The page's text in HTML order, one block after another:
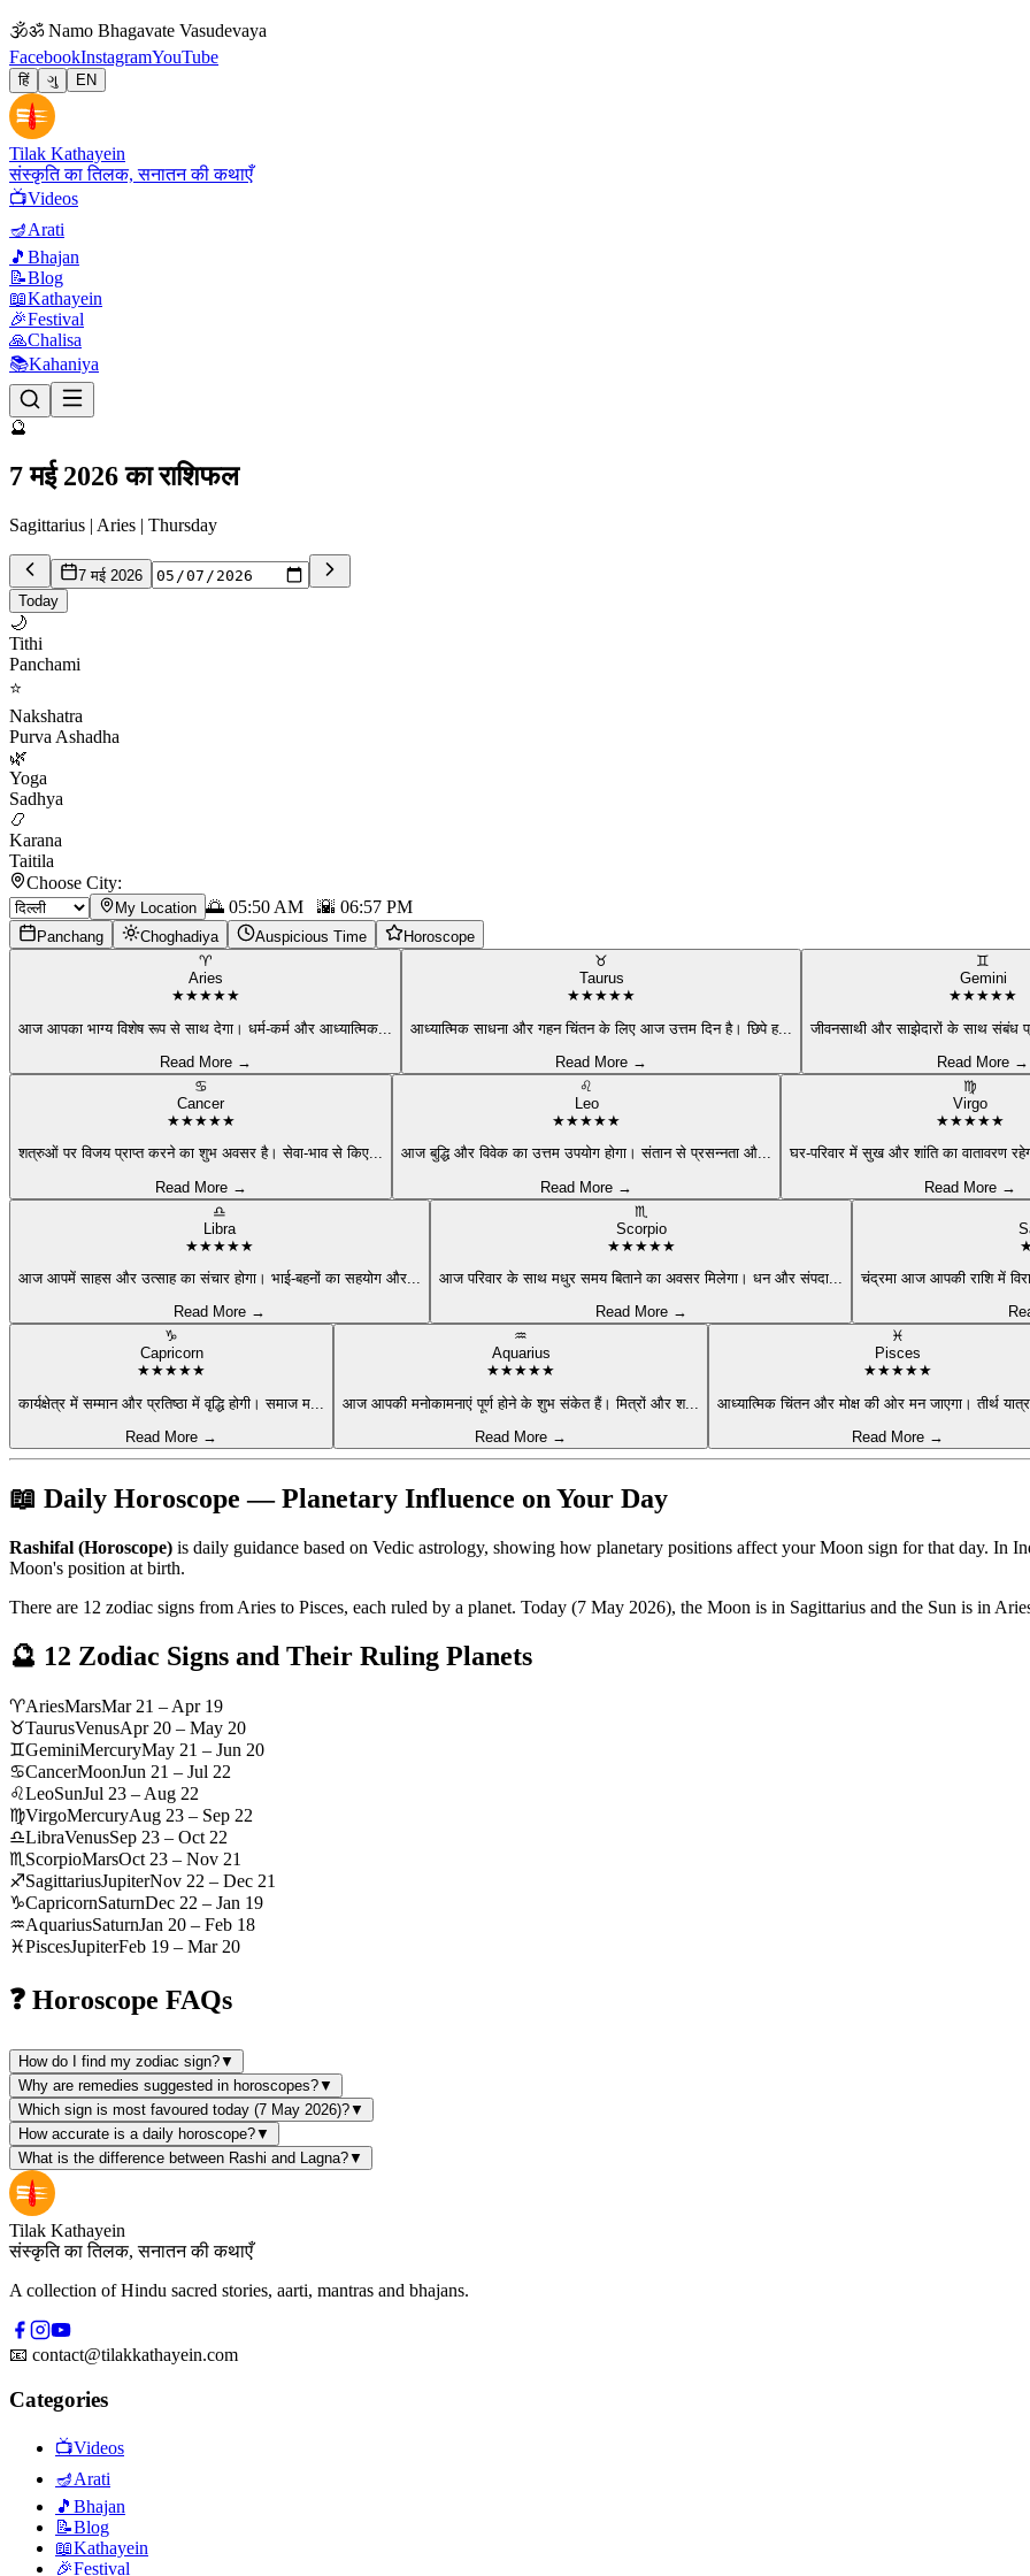
🕉ॐ Namo Bhagavate Vasudevaya
FacebookInstagramYouTube
हिं ગુ EN
Tilak Kathayein
संस्कृति का तिलक, सनातन की कथाएँ
📺Videos
🪔Arati
🎵 Bhajan
📝Blog
📖Kathayein
🎉Festival
🙏Chalisa
📚Kahaniya
🔮
7 मई 2026 का राशिफल
Sagittarius | Aries | Thursday
7 मई 2026
Today
🌙
Tithi
Panchami
⭐
Nakshatra
Purva Ashadha
🌿
Yoga
Sadhya
📿
Karana
Taitila
Choose City:
My Location 🌅 05:50 AM 🌇 06:57 PM
Panchang Choghadiya Auspicious Time
Horoscope
♈
Aries
★★★★★
आज आपका भाग्य विशेष रूप से साथ देगा। धर्म-कर्म और आध्यात्मिक
Read More →
♉
Taurus
★★★★★
आध्यात्मिक साधना और गहन चिंतन के लिए आज उत्तम दिन है। छिपे ह...
Read More →
♊
Gemini
★★★★★
जीवनसाथी और साझेदारों के साथ संबंध
Read More →
♋
Cancer
★★★★★
शत्रुओं पर विजय प्राप्त करने का शुभ अवसर है। सेवा-भाव से किए...
Read More →
♌
Leo
★★★★★
आज बुद्धि और विवेक का उत्तम उपयोग होगा। संतान से प्रसन्नता औ...
Read More →
♍
Virgo
★★★★★
घर-परिवार में सुख और शांति का वातावरण
Read More →
♎
Libra
★★★★★
आज आपमें साहस और उत्साह का संचार होगा। भाई-बहनों का सहयोग और
Read More →
♏
Scorpio
★★★★★
आज परिवार के साथ मधुर समय बिताने का अवसर मिलेगा। धन और संपदा
Read More →
चंद्रमा आज आपकी राशि में
♑
Capricorn
★★★★★
कार्यक्षेत्र में सम्मान और प्रतिष्ठा में वृद्धि होगी। समाज म
Read More →
♒
Aquarius
★★★★★
आज आपकी मनोकामनाएं पूर्ण होने के शुभ संकेत हैं। मित्रों और श...
Read More →
♓
Pisces
★★★★★
आध्यात्मिक चिंतन और मोक्ष की ओर मन जाएगा। तीर्थ
Read More →
📖 Daily Horoscope — Planetary Influence on Your Day
Rashifal (Horoscope) is daily guidance based on Vedic astrology, showing how planetary positions affect your Moon sign for that day. In
Moon's position at birth.
There are 12 zodiac signs from Aries to Pisces, each ruled by a planet. Today (7 May 2026), the Moon is in Sagittarius and the Sun is in
🔮 12 Zodiac Signs and Their Ruling Planets
♈AriesMarsMar 21 – Apr 19
♉TaurusVenusApr 20 – May 20
♊GeminiMercuryMay 21 – Jun 20
♋CancerMoonJun 21 – Jul 22
♌LeoSunJul 23 – Aug 22
♍VirgoMercuryAug 23 – Sep 22
♎LibraVenusSep 23 – Oct 22
♏ ScorpioMarsOct 23 – Nov 21
♐SagittariusJupiterNov 22 – Dec 21
♑CapricornSaturnDec 22 – Jan 19
♒AquariusSaturnJan 20 – Feb 18
♓PiscesJupiterFeb 19 – Mar 20
❓ Horoscope FAQs
How do I find my zodiac sign?▼
Why are remedies suggested in horoscopes?▼
Which sign is most favoured today (7 May 2026)?▼
How accurate is a daily horoscope?▼
What is the difference between Rashi and Lagna?▼
Tilak Kathayein
संस्कृति का तिलक, सनातन की कथाएँ
A collection of Hindu sacred stories, aarti, mantras and bhajans.
📧 contact@tilakkathayein.com
Categories
📺Videos
🪔Arati
🎵 Bhajan
📝Blog
📖Kathayein
🎉Festival